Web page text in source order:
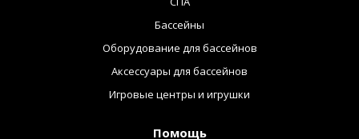
Бассейны
Оборудование для бассейнов
Аксессуары для бассейнов
Игровые центры и игрушки
Помощь